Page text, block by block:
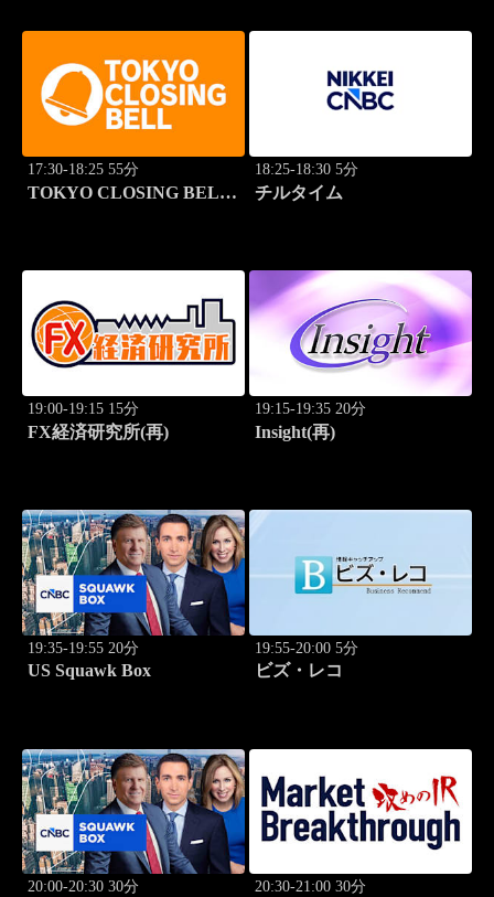
17:30-18:25 55分
TOKYO CLOSING BELL
18:25-18:30 5分
チルタイム
19:00-19:15 15分
FX経済研究所(再)
19:15-19:35 20分
Insight(再)
19:35-19:55 20分
US Squawk Box
19:55-20:00 5分
ビズ・レコ
20:00-20:30 30分 20:30-21:00 30分